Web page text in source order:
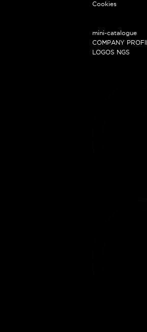
Cookies
mini-catalogue
COMPANY
LOGOS NGS